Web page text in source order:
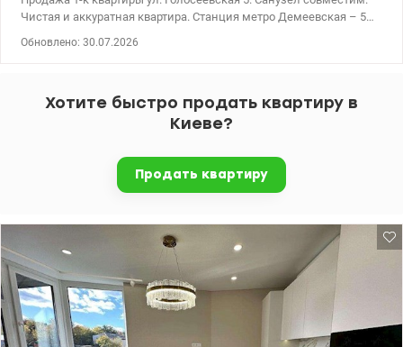
Чистая и аккуратная квартира. Станция метро Демеевская – 5
Обновлено: 30.07.2026
Хотите быстро продать квартиру в
Киеве?
Продать квартиру